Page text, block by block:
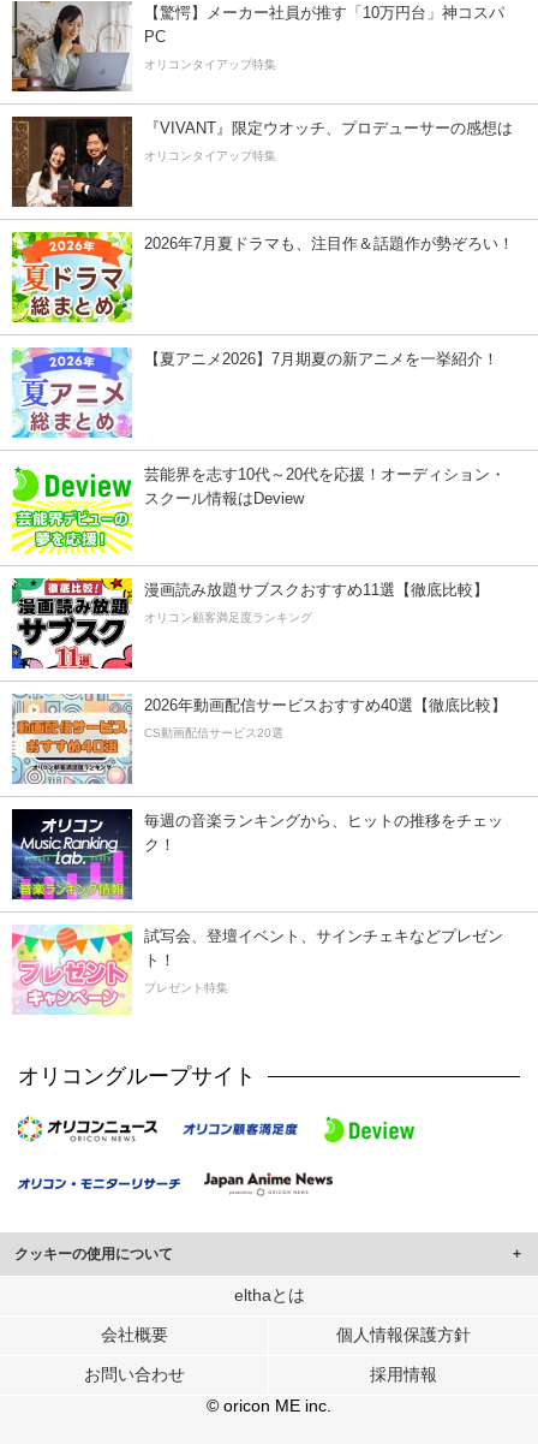
【驚愕】メーカー社員が推す「10万円台」神コスパ
PC
オリコンタイアップ特集
『VIVANT』限定ウオッチ、プロデューサーの感想は
オリコンタイアップ特集
2026年7月夏ドラマも、注目作＆話題作が勢ぞろい！
【夏アニメ2026】7月期夏の新アニメを一挙紹介！
芸能界を志す10代～20代を応援！オーディション・
スクール情報はDeview
漫画読み放題サブスクおすすめ11選【徹底比較】
オリコン顧客満足度ランキング
2026年動画配信サービスおすすめ40選【徹底比較】
CS動画配信サービス20選
毎週の音楽ランキングから、ヒットの推移をチェッ
ク！
試写会、登壇イベント、サインチェキなどプレゼン
ト！
プレゼント特集
オリコングループサイト
クッキーの使用について
このサイトでは Cookie を使用して、ユーザーに合わせたコンテンツや広告の
行っています。
メディアや広告配信、データ解析の各パートナーに提供しています。
各パートナーは、この情報とユーザーが各パートナーに提供した他の情報や、
ユーザーが各パートナーのサービスを使用したときに収集した他の情報を組み
elthaとは
会社概要 個人情報保護方針
お問い合わせ
採用情報
© oricon ME inc.